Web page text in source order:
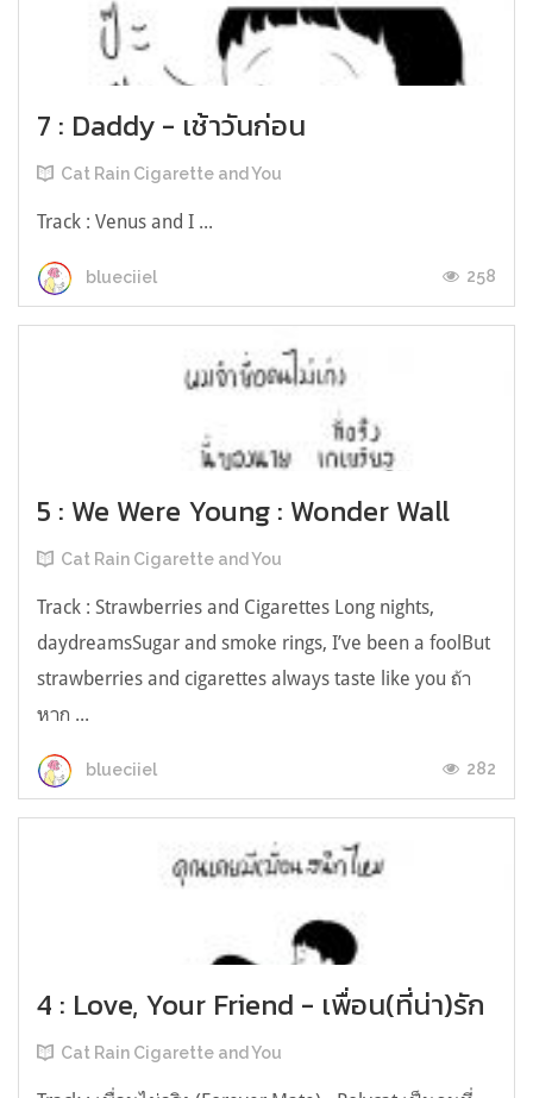
7 : Daddy - เช้าวันก่อน
Cat Rain Cigarette and You
Track : Venus and I ...
blueciiel 258
5 : We Were Young : Wonder Wall
Cat Rain Cigarette and You
Track : Strawberries and Cigarettes Long nights,
daydreamsSugar and smoke rings, I’ve been a foolBut
strawberries and cigarettes always taste like you ถ้า
หาก ...
blueciiel 282
4 : Love, Your Friend - เพื่อน(ที่น่า)รัก
Cat Rain Cigarette and You